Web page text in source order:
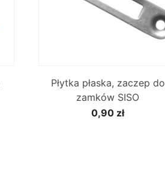
Płytka płaska, zaczep do
zamków SISO
0,90 zł